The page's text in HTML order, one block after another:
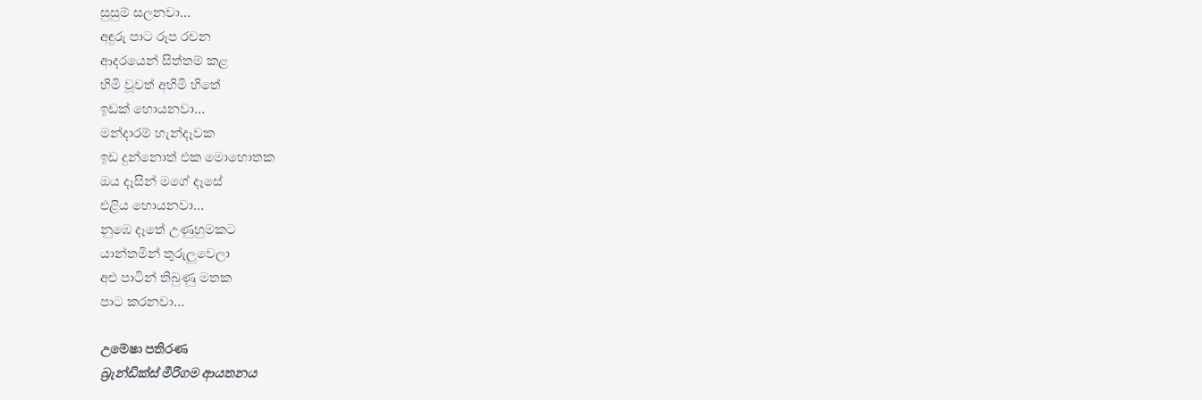
සුසුම් සලනවා…
අඳුරු පාට රූප රචන
ආදරයෙන් සිත්තම් කළ
හිමි වූවත් අහිමි හිතේ
ඉඩක් හොයනවා…
මන්දාරම් හැන්දෑවක
ඉඩ දුන්නොත් එක මොහොතක
ඔය දෑසින් මගේ දෑසේ
එළිය හොයනවා…
නුඹෙ දෑතේ උණුහුමකට
යාන්තමින් තුරුලුවෙලා
අළු පාටින් තිබුණු මතක
පාට කරනවා…
උමේෂා පතිරණ
බ්‍රැන්ඩික්ස් මීරිගම ආයතනය